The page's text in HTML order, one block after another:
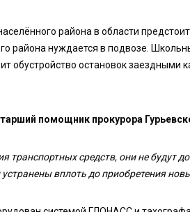
района в области
района нуждается в подвозе.
обустройство остановок
помощник прокурора
транспортных средств, они не будут
вплоть до приобретения